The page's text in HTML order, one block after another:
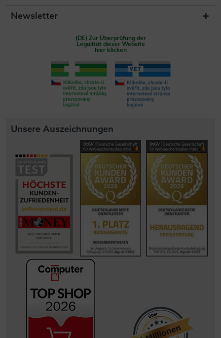
Newsletter
(DE) Zur Überprüfung der
Legalität dieser Website
hier klicken
Unsere Auszeichnungen